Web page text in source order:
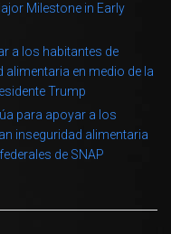
Milestone in Early
a los habitantes de
alimentaria en medio de la
Trump
para apoyar a los
inseguridad alimentaria
de SNAP